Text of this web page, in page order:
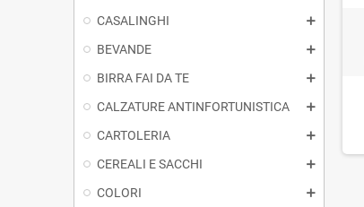
CASALINGHI
BEVANDE
BIRRA FAI DA TE
CALZATURE ANTINFORTUNISTICA
CARTOLERIA
CEREALI E SACCHI
COLORI